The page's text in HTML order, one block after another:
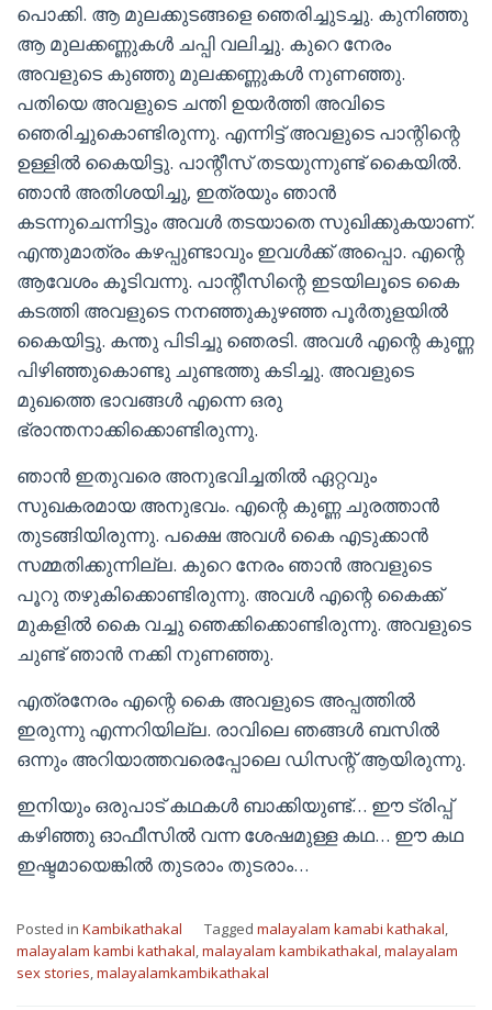
പൊക്കി. ആ മുലക്കുടങ്ങളെ ഞെരിച്ചുടച്ചു. കുനിഞ്ഞു
ആ മുലക്കണ്ണുകൾ ചപ്പി വലിച്ചു. കുറെ നേരം
അവളുടെ കുഞ്ഞു മുലക്കണ്ണുകൾ നുണഞ്ഞു.
പതിയെ അവളുടെ ചന്തി ഉയർത്തി അവിടെ
ഞെരിച്ചുകൊണ്ടിരുന്നു. എന്നിട്ട് അവളുടെ പാന്റിന്റെ
ഉള്ളിൽ കൈയിട്ടു. പാന്റീസ് തടയുന്നുണ്ട് കൈയിൽ.
ഞാൻ അതിശയിച്ചു, ഇത്രയും ഞാൻ
കടന്നുചെന്നിട്ടും അവൾ തടയാതെ സുഖിക്കുകയാണ്.
എന്തുമാത്രം കഴപ്പുണ്ടാവും ഇവൾക്ക് അപ്പൊ. എന്റെ
ആവേശം കൂടിവന്നു. പാന്റീസിന്റെ ഇടയിലൂടെ കൈ
കടത്തി അവളുടെ നനഞ്ഞുകുഴഞ്ഞ പൂർതുളയിൽ
കൈയിട്ടു. കന്തു പിടിച്ചു ഞെരടി. അവൾ എന്റെ കുണ്ണ
പിഴിഞ്ഞുകൊണ്ടു ചുണ്ടത്തു കടിച്ചു. അവളുടെ
മുഖത്തെ ഭാവങ്ങൾ എന്നെ ഒരു
ഭ്രാന്തനാക്കിക്കൊണ്ടിരുന്നു.
ഞാൻ ഇതുവരെ അനുഭവിച്ചതിൽ ഏറ്റവും
സുഖകരമായ അനുഭവം. എന്റെ കുണ്ണ ചുരത്താൻ
തുടങ്ങിയിരുന്നു. പക്ഷെ അവൾ കൈ എടുക്കാൻ
സമ്മതിക്കുന്നില്ല. കുറെ നേരം ഞാൻ അവളുടെ
പൂറു തഴുകിക്കൊണ്ടിരുന്നു. അവൾ എന്റെ കൈക്ക്
മുകളിൽ കൈ വച്ചു ഞെക്കിക്കൊണ്ടിരുന്നു. അവളുടെ
ചുണ്ട് ഞാൻ നക്കി നുണഞ്ഞു.
എത്രനേരം എന്റെ കൈ അവളുടെ അപ്പത്തിൽ
ഇരുന്നു എന്നറിയില്ല. രാവിലെ ഞങ്ങൾ ബസിൽ
ഒന്നും അറിയാത്തവരെപ്പോലെ ഡിസന്റ് ആയിരുന്നു.
ഇനിയും ഒരുപാട് കഥകൾ ബാക്കിയുണ്ട്… ഈ ട്രിപ്പ്‌
കഴിഞ്ഞു ഓഫീസിൽ വന്ന ശേഷമുള്ള കഥ… ഈ കഥ
ഇഷ്ടമായെങ്കിൽ തുടരാം തുടരാം…
Posted in Kambikathakal Tagged malayalam kamabi kathakal,
malayalam kambi kathakal,malayalam kambikathakal,malayalam
sex stories,malayalamkambikathakal